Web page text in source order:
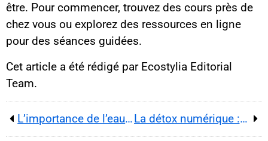
être. Pour commencer, trouvez des cours près de
chez vous ou explorez des ressources en ligne
pour des séances guidées.
Cet article a été rédigé par Ecostylia Editorial
Team.
L’importance de l’eau pour une peau éclatante La détox numérique : une nécessité pour votre bien-être en 2024